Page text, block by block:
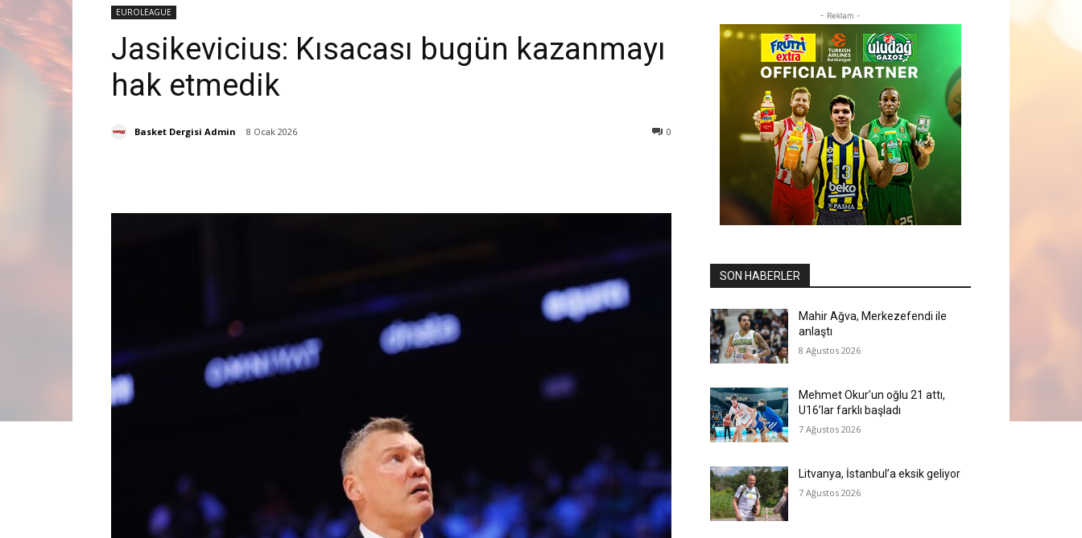
EUROLEAGUE
Jasikevicius: Kısacası bugün kazanmayı
hak etmedik
Basket Dergisi Admin 8 Ocak 2026 0
- Reklam -
SON HABERLER
Mahir Ağva, Merkezefendi ile
anlaştı
8 Ağustos 2026
Mehmet Okur’un oğlu 21 attı,
U16’lar farklı başladı
7 Ağustos 2026
Litvanya, İstanbul’a eksik geliyor
7 Ağustos 2026